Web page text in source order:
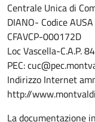
Centrale Unica di
DIANO- Codice
CFAVCP-000172D
Loc Vascella-C.A.P.
PEC:
Indirizzo Internet
http://
La documentazione